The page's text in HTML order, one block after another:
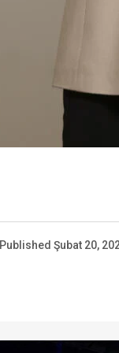
Published Şubat 20,